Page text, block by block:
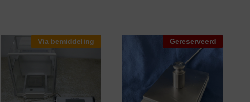
Via bemiddeling Gereserveerd